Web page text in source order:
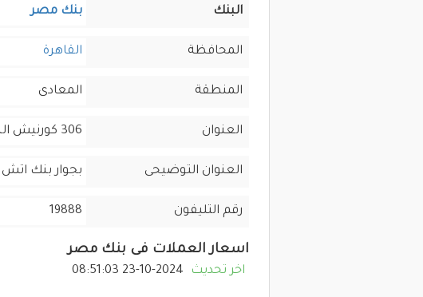
البنك بنك مصر
المحافظة القاهرة
المنطقة المعادى
العنوان 306 كورنيش النيل كورنيش المعادى
العنوان التوضيحى بجوار بنك
رقم التليفون 19888
اسعار العملات فى بنك مصر
اخر تحديث 2024-10-23 08:51:03